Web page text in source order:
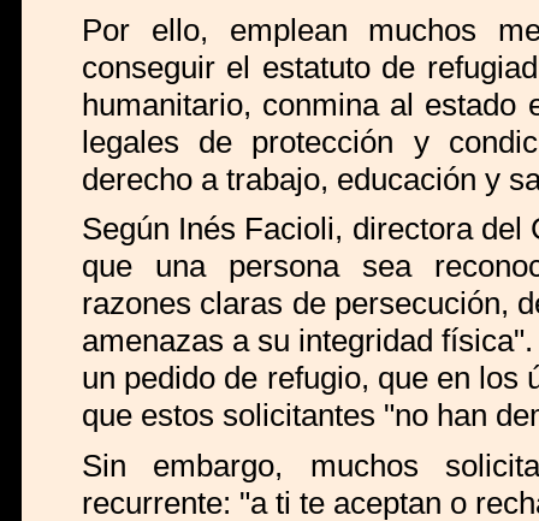
Por ello, emplean muchos
conseguir el estatuto de
humanitario, conmina al estado
legales de protección y
derecho a trabajo, educación y
Según Inés Facioli, directora
que una persona sea
razones claras de persecución,
amenazas a su integridad
un pedido de refugio, que en los
que estos solicitantes "no han
Sin embargo, muchos
recurrente: "a ti te aceptan o